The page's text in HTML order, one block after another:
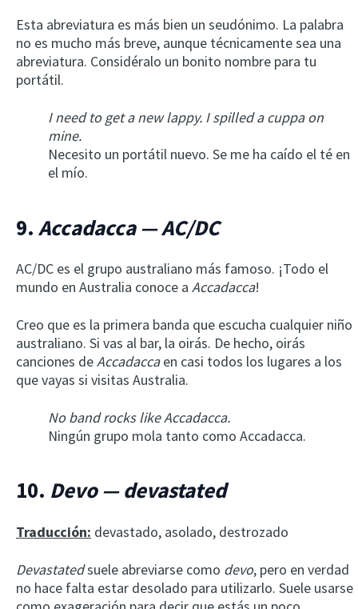
Esta abreviatura es más bien un seudónimo. La palabra
no es mucho más breve, aunque técnicamente sea una
abreviatura. Considéralo un bonito nombre para tu
portátil.
I need to get a new lappy. I spilled a cuppa on
mine.
Necesito un portátil nuevo. Se me ha caído el té en
el mío.
9. Accadacca — AC/DC
AC/DC es el grupo australiano más famoso. ¡Todo el
mundo en Australia conoce a Accadacca!
Creo que es la primera banda que escucha cualquier niño
australiano. Si vas al bar, la oirás. De hecho, oirás
canciones deAccadaccaen casi todos los lugares a los
que vayas si visitas Australia.
No band rocks like Accadacca.
Ningún grupo mola tanto como Accadacca.
10. Devo — devastated
Traducción: devastado, asolado, destrozado
Devastatedsuele abreviarse como devo, pero en verdad
no hace falta estar desolado para utilizarlo. Suele usarse